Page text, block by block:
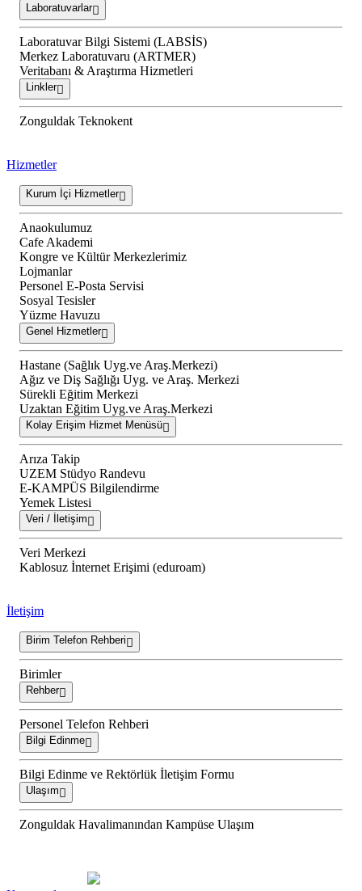
Laboratuvarlar
Laboratuvar Bilgi Sistemi (LABSİS)
Merkez Laboratuvaru (ARTMER)
Veritabanı & Araştırma Hizmetleri
Linkler
Zonguldak Teknokent
Hizmetler
Kurum İçi Hizmetler
Anaokulumuz
Cafe Akademi
Kongre ve Kültür Merkezlerimiz
Lojmanlar
Personel E-Posta Servisi
Sosyal Tesisler
Yüzme Havuzu
Genel Hizmetler
Hastane (Sağlık Uyg.ve Araş.Merkezi)
Ağız ve Diş Sağlığı Uyg. ve Araş. Merkezi
Sürekli Eğitim Merkezi
Uzaktan Eğitim Uyg.ve Araş.Merkezi
Kolay Erişim Hizmet Menüsü
Arıza Takip
UZEM Stüdyo Randevu
E-KAMPÜS Bilgilendirme
Yemek Listesi
Veri / İletişim
Veri Merkezi
Kablosuz İnternet Erişimi (eduroam)
İletişim
Birim Telefon Rehberi
Birimler
Rehber
Personel Telefon Rehberi
Bilgi Edinme
Bilgi Edinme ve Rektörlük İletişim Formu
Ulaşım
Zonguldak Havalimanından Kampüse Ulaşım